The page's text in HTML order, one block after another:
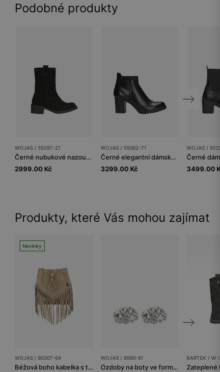
Podobné produkty
WOJAS / 55297-21
Černé nubukové nazouvací kotníkové boty
2999.00 Kč
WOJAS / 55062-71
Černé elegantní dámské kotníkové boty na zimu
3299.00 Kč
WOJAS /
3499.00
Produkty, které Vás mohou zajímat
Novinky
WOJAS / 80307-64
Béžová boho kabelka s třásněmi
WOJAS / 8990-81
Ozdoby na boty ve formě křišťálků
BARTEK /